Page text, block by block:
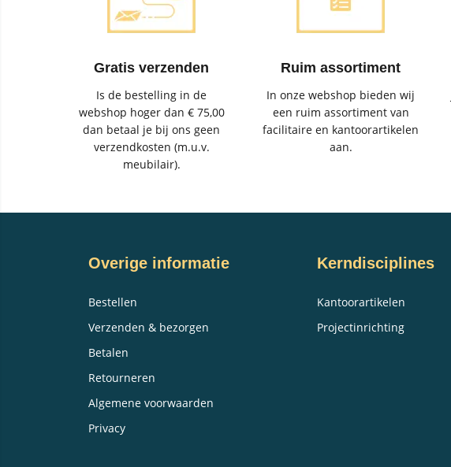
Gratis verzenden
Is de bestelling in de
webshop hoger dan € 75,00
dan betaal je bij ons geen
verzendkosten (m.u.v.
meubilair).
Ruim assortiment
In onze webshop bieden wij
een ruim assortiment van
facilitaire en kantoorartikelen
aan.
Overige informatie
Bestellen
Verzenden & bezorgen
Betalen
Retourneren
Algemene voorwaarden
Privacy
Kerndisciplines
Kantoorartikelen
Projectinrichting